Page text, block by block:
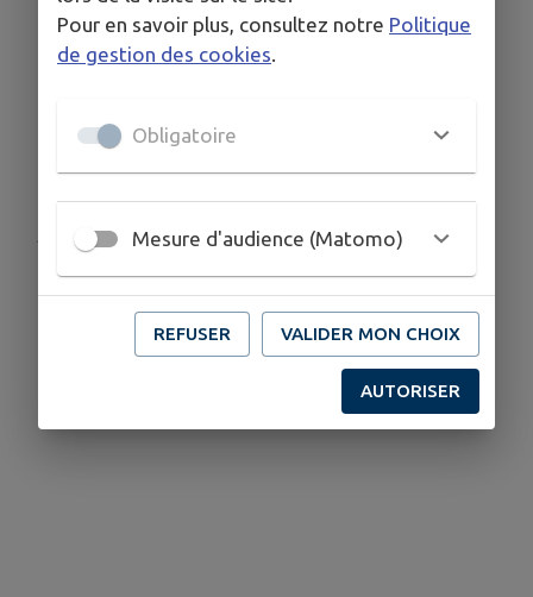
Subventions aux associations : 18 895 €
accordés – dossiers Escale en scène,
Voirie 2025 : 232 464 € de fonds de
concours pour les communes.
Publié par CCCP
Pour en savoir plus, consultez notre Politique
de gestion des cookies
Obligatoire
Mesure d'audience (Matomo)
REFUSER VALIDER MON CHOIX
AUTORISER